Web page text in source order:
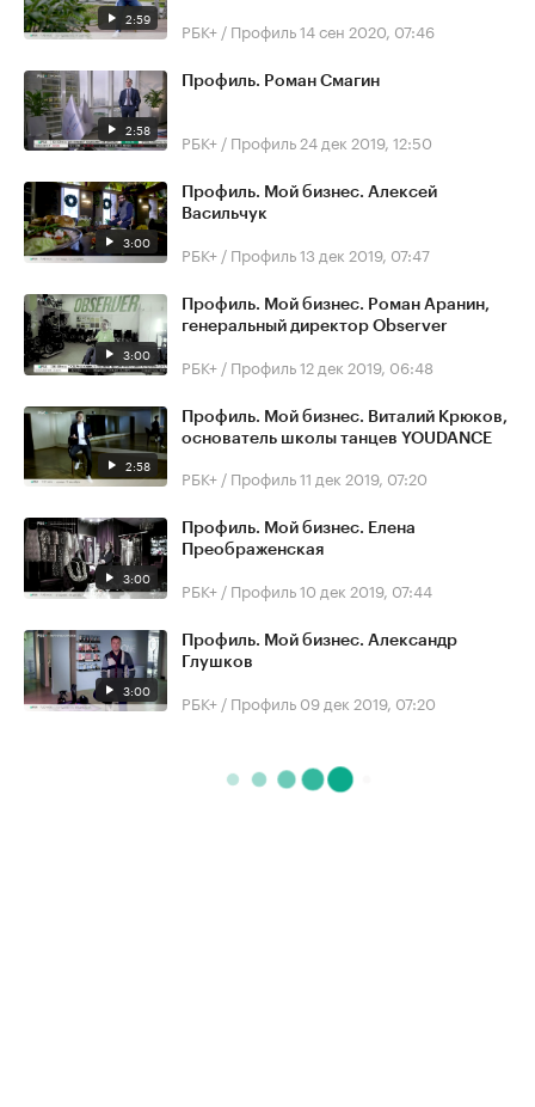
2:59 РБК+ / Профиль14 сен 2020, 07:46
2:58
Профиль. Роман Смагин
РБК+ / Профиль 24 дек 2019, 12:50
3:00
Профиль. Мой бизнес. Алексей
Васильчук
РБК+ / Профиль13 дек 2019, 07:47
3:00
Профиль. Мой бизнес. Роман Аранин,
генеральный директор Observer
РБК+ / Профиль12 дек 2019, 06:48
2:58
Профиль. Мой бизнес. Виталий Крюков,
основатель школы танцев YOUDANCE
РБК+ / Профиль11 дек 2019, 07:20
3:00
Профиль. Мой бизнес. Елена
Преображенская
РБК+ / Профиль10 дек 2019, 07:44
3:00
Профиль. Мой бизнес. Александр
Глушков
РБК+ / Профиль 09 дек 2019, 07:20